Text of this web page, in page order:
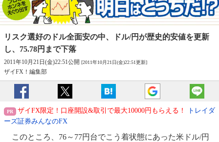
リスク選好のドル全面安の中、ドル/円が歴史的安値を更新
し、75.78円まで下落
2011年10月21日(金)22:51公開 [2011年10月21日(金)22:51更新]
ザイFX！編集部
ザイFX限定！口座開設&取引で最大10000円もらえる！
トレイダ
ーズ証券みんなのFX
このところ、76～77円台でこう着状態にあった米ドル/円